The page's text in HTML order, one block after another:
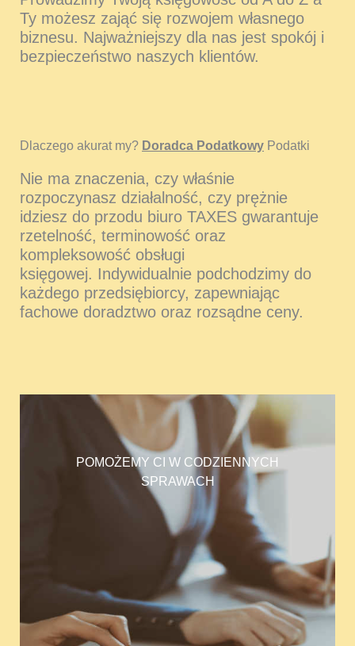
Ty możesz zająć się rozwojem własnego
biznesu. Najważniejszy dla nas jest spokój i
bezpieczeństwo naszych klientów.
Dlaczego akurat my? Doradca Podatkowy Podatki
Nie ma znaczenia, czy właśnie
rozpoczynasz działalność, czy prężnie
idziesz do przodu biuro TAXES gwarantuje
rzetelność, terminowość oraz
kompleksowość obsługi
księgowej. Indywidualnie podchodzimy do
każdego przedsiębiorcy, zapewniając
fachowe doradztwo oraz rozsądne ceny.
POMOŻEMY CI W CODZIENNYCH
SPRAWACH